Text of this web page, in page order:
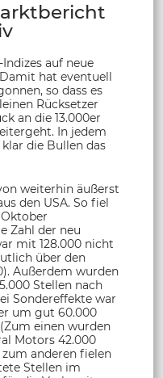
auf neue
hat eventuell
so dass es
Rücksetzer
an die 13.000er
In jedem
die Bullen das
weiterhin äußerst
den USA. So fiel
Zahl der neu
mit 128.000 nicht
über den
Außerdem wurden
Stellen nach
Sondereffekte war
um gut 60.000
einen wurden
Motors 42.000
anderen fielen
Stellen im